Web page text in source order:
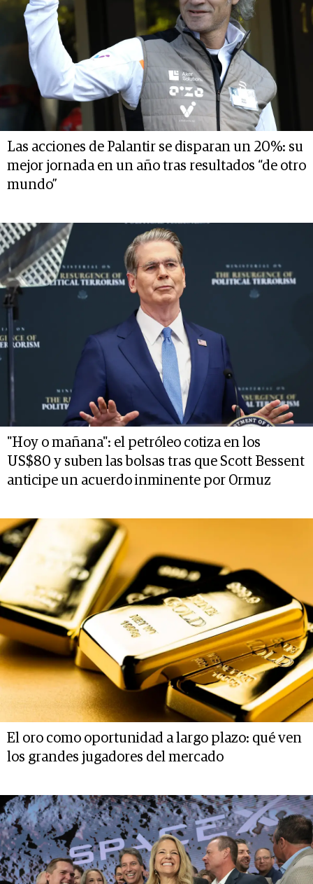
Las acciones de Palantir se disparan un 20%: su
mejor jornada en un año tras resultados “de otro
mundo”
"Hoy o mañana": el petróleo cotiza en los
US$80 y suben las bolsas tras que Scott Bessent
anticipe un acuerdo inminente por Ormuz
El oro como oportunidad a largo plazo: qué ven
los grandes jugadores del mercado